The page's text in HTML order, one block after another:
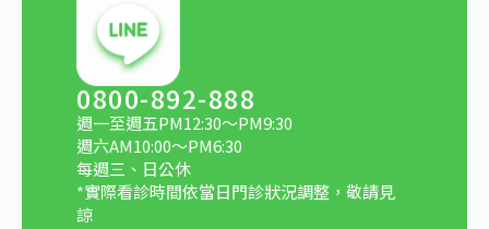
0800-892-888
週一至週五PM12:30～PM9:30
週六AM10:00～PM6:30
每週三、日公休
*實際看診時間依當日門診狀況調整，敬請見
諒